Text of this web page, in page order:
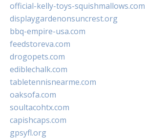
official-kelly-toys-squishmallows.com
displaygardenonsuncrest.org
bbq-empire-usa.com
feedstoreva.com
drogopets.com
ediblechalk.com
tabletennisnearme.com
oaksofa.com
soultacohtx.com
capishcaps.com
gpsyfl.org